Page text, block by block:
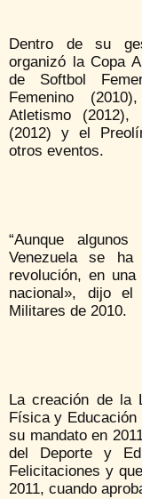
Dentro de su
organizó la Copa
de Softbol
Femenino
Atletismo
(2012) y el
otros eventos.
“Aunque
Venezuela se
revolución, en
nacional», dijo
Militares de 2010.
La creación de la
Física y Educación
su mandato en
del Deporte y
Felicitaciones y
2011, cuando